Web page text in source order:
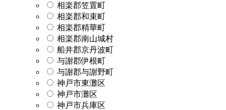
相楽郡笠置町
相楽郡和束町
相楽郡精華町
相楽郡南山城村
船井郡京丹波町
与謝郡伊根町
与謝郡与謝野町
神戸市東灘区
神戸市灘区
神戸市兵庫区